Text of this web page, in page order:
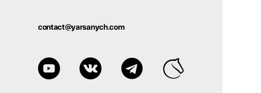
contact@yarsanych.com